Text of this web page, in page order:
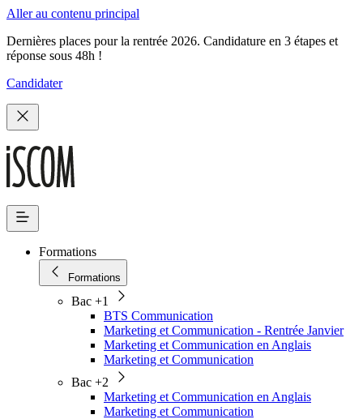
Aller au contenu principal
Dernières places pour la rentrée 2026. Candidature en 3 étapes et
réponse sous 48h !
Candidater
Formations
Formations
Bac +1
BTS Communication
Marketing et Communication - Rentrée Janvier
Marketing et Communication en Anglais
Marketing et Communication
Bac +2
Marketing et Communication en Anglais
Marketing et Communication